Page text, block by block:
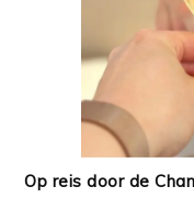
Op reis door de